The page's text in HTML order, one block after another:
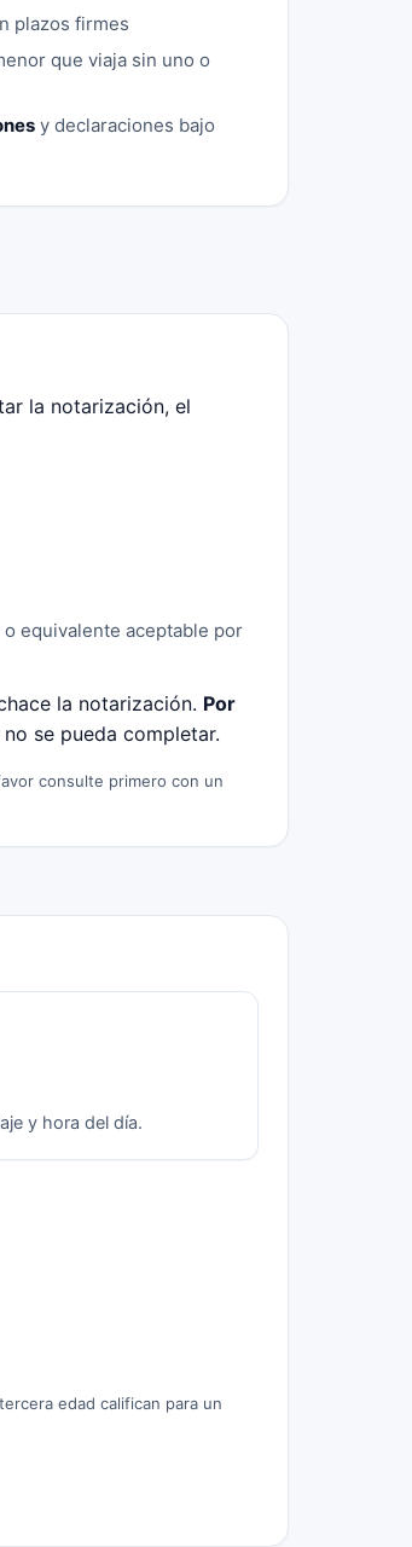
plazos firmes
que viaja sin uno o
y declaraciones bajo
la notarización, el
equivalente aceptable por
la notarización. Por
se pueda completar.
consulte primero con un
y hora del día.
edad califican para un